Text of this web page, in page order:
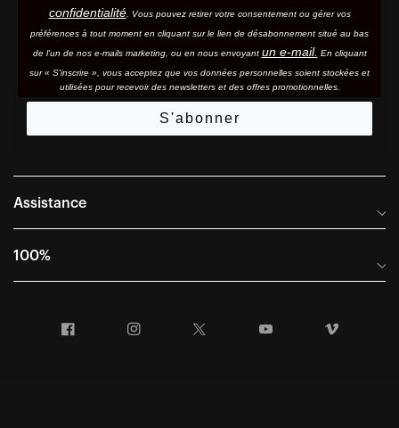
confidentialité. Vous pouvez retirer votre consentement ou gérer vos
préférences à tout moment en cliquant sur le lien de désabonnement situé au bas
de l'un de nos e-mails marketing, ou en nous envoyant un e-mail. En cliquant
sur « S'inscrire », vous acceptez que vos données personnelles soient stockées et
utilisées pour recevoir des newsletters et des offres promotionnelles.
S'abonner
Assistance
Foire aux questions
Conditions générales de vente
100%
Informations sur l'entreprise
Facebook Instagram YouTube